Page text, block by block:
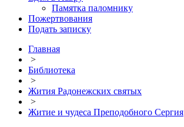
Памятка паломнику
Пожертвования
Подать записку
Главная
>
Библиотека
>
Жития Радонежских святых
>
Житие и чудеса Преподобного Сергия